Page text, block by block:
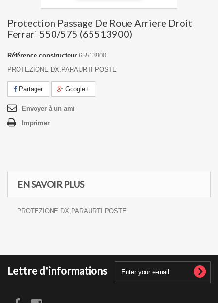
Protection Passage De Roue Arriere Droit
Ferrari 550/575 (65513900)
Référence constructeur 65513900
PROTEZIONE DX.PARAURTI POSTE
Partager Google+
Envoyer à un ami
Imprimer
EN SAVOIR PLUS
PROTEZIONE DX,PARAURTI POSTE
Lettre d'informations